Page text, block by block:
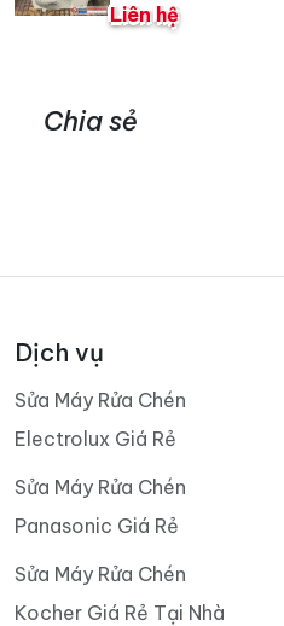
Liên hệ
Chia sẻ
Dịch vụ
Sửa Máy Rửa Chén
Electrolux Giá Rẻ
Sửa Máy Rửa Chén
Panasonic Giá Rẻ
Sửa Máy Rửa Chén
Kocher Giá Rẻ Tại Nhà